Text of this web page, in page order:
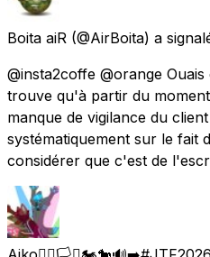
Boita aiR (@AirBoita) a
@insta2coffe @orange
trouve qu'à partir du
manque de vigilance du
systématiquement sur le fait
considérer que c'est de